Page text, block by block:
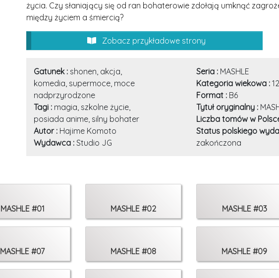
życia. Czy słaniający się od ran bohaterowie zdołają umknąć
między życiem a śmiercią?
Zobacz przykładowe strony
Gatunek : shonen, akcja,
komedia, supermoce, moce
nadprzyrodzone
Tagi : magia, szkolne życie,
posiada anime, silny bohater
Autor : Hajime Komoto
Wydawca : Studio JG
Seria : MASHLE
Kategoria wiekowa :
Format : B6
Tytuł oryginalny :
Liczba tomów w
Status polskiego
zakończona
MASHLE #01 MASHLE #02 MASHLE #03
MASHLE #07 MASHLE #08 MASHLE #09